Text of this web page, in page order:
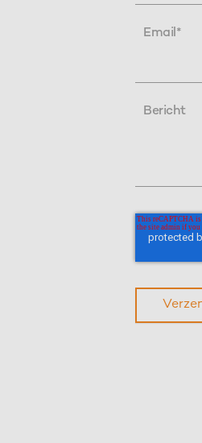
Email*
Bericht